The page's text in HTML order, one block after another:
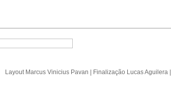
Layout Marcus Vinicius Pavan | Finalização Lucas Aguilera